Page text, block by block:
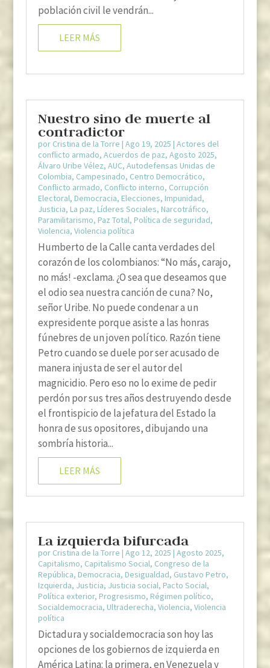
población civil le vendrán...
LEER MÁS
Nuestro sino de muerte al
contradictor
por Cristina de la Torre | Ago 19, 2025 | Actores del
conflicto armado, Acuerdos de paz, Agosto 2025,
Álvaro Uribe Vélez, AUC, Autodefensas Unidas de
Colombia, Campesinado, Centro Democrático,
Conflicto armado, Conflicto interno, Corrupción
Electoral, Democracia, Elecciones, Impunidad,
Justicia, La paz, Líderes Sociales, Narcotráfico,
Paramilitarismo, Paz Total, Política de seguridad,
Violencia, Violencia política
Humberto de la Calle canta verdades del
corazón de los colombianos: “No más, carajo,
no más! -exclama. ¿O sea que deseamos que
el odio sea nuestra canción de cuna? No,
señor Uribe. No puede condenar a un
expresidente porque asiste a las honras
fúnebres de un joven político. Razón tiene
Petro cuando se duele por ser acusado de
manera injusta de ser el autor del
magnicidio. Pero eso no lo exime de pedir
perdón por sus tres años destruyendo desde
el frontispicio de la jefatura del Estado la
honra de sus opositores, dibujando una
sombría historia...
LEER MÁS
La izquierda bifurcada
por Cristina de la Torre | Ago 12, 2025 | Agosto 2025,
Capitalismo, Capitalismo Social, Congreso de la
República, Democracia, Desigualdad, Gustavo Petro,
Izquierda, Justicia, Justicia social, Pacto Social,
Política exterior, Progresismo, Régimen político,
Socialdemocracia, Ultraderecha, Violencia, Violencia
política
Dictadura y socialdemocracia son hoy las
opciones de los gobiernos de izquierda en
América Latina: la primera, en Venezuela y